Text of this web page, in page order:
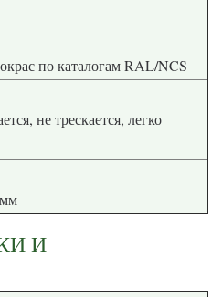
по каталогам RAL/NCS
не трескается, легко
И